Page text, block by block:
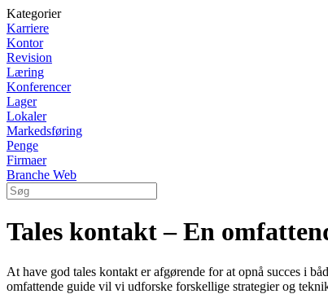
Kategorier
Karriere
Kontor
Revision
Læring
Konferencer
Lager
Lokaler
Markedsføring
Penge
Firmaer
Branche Web
Tales kontakt – En
At have god tales kontakt er afgørende for at opnå succes i
omfattende guide vil vi udforske forskellige strategier og